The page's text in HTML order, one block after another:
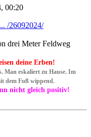
00:20
/26092024/
drei Meter Feldweg
deine Erben!
Man eskaliert zu Hause. Im
dem Fuß wippend.
nicht gleich positiv!